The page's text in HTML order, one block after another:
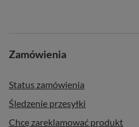
Zamówienia
Status zamówienia
Śledzenie przesyłki
Chcę zareklamować produkt